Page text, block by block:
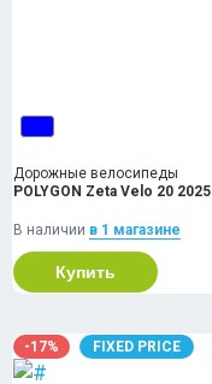
Дорожные велосипеды
POLYGON Zeta Velo 20 2025
В наличии в 1 магазинe
Купить
-17% FIXED PRICE